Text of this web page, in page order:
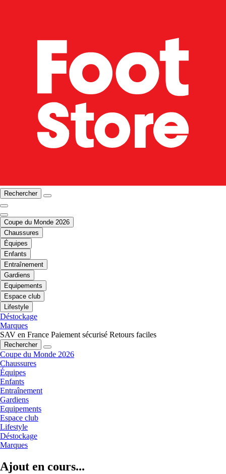
Rechercher
Coupe du Monde 2026
Chaussures
Équipes
Enfants
Entraînement
Gardiens
Equipements
Espace club
Lifestyle
Déstockage
Marques
SAV en France Paiement sécurisé Retours faciles
Rechercher
Coupe du Monde 2026
Chaussures
Équipes
Enfants
Entraînement
Gardiens
Equipements
Espace club
Lifestyle
Déstockage
Marques
Ajout en cours...